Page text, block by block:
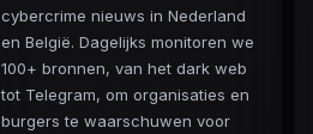
cybercrime nieuws in Nederland
en België. Dagelijks monitoren we
100+ bronnen, van het dark web
tot Telegram, om organisaties en
burgers te waarschuwen voor